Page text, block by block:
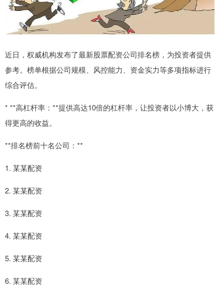
近日，权威机构发布了最新股票配资公司排名榜，为投资者提供
参考。榜单根据公司规模、风控能力、资金实力等多项指标进行
综合评估。
* **高杠杆率：**提供高达10倍的杠杆率，让投资者以小博大，获
得更高的收益。
**排名榜前十名公司：**
1. 某某配资
2. 某某配资
3. 某某配资
4. 某某配资
5. 某某配资
6. 某某配资